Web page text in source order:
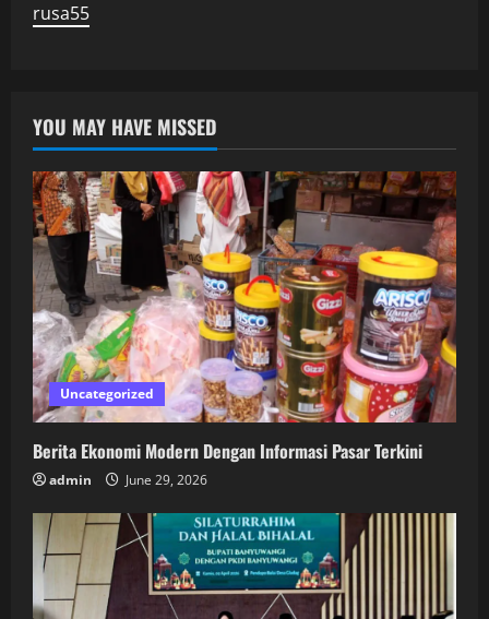
rusa55
YOU MAY HAVE MISSED
Uncategorized
Berita Ekonomi Modern Dengan Informasi Pasar Terkini
admin June 29, 2026